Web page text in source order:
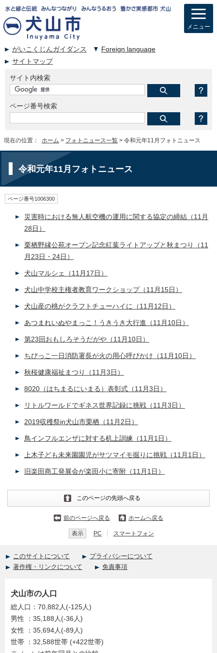
がいこくじんガイダンス
Foreign language
サイトマップ
サイト内検索
ページ番号検索
メニュー
現在の位置： ホーム > フォトニュース一覧 > 令和元年11月フォトニュース
令和元年11月フォトニュース
ページ番号1006300
災害時における無人航空機の運用に関する協定の締結（11月
28日）
栗栖野縁公苑オープン記念紅葉ライトアップと秋まつり（11
月23日・24日）
犬山マルシェ（11月17日）
犬山中学校主権者教育ワークショップ（11月15日）
犬山産の桃がクラフトチューハイに（11月12日）
あつまれいぬやまっこ！うきうき大行進（11月10日）
第23回おもしろそうだがや（11月10日）
ちびっこ一日消防署長が火の用心呼びかけ（11月10日）
秋桜健康福祉まつり（11月3日）
8020（はちまるにいまる）表彰式（11月3日）
リトルワールドでギネス世界記録に挑戦（11月3日）
2019収穫祭in犬山市栗栖（11月2日）
鳥インフルエンザに対する机上訓練（11月1日）
上木子ども未来園園児がサツマイモ掘りに挑戦（11月1日）
旧楽田商工発展会が楽田小に寄附（11月1日）
このページの先頭へ戻る
前のページへ戻る ホームへ戻る
表示 PC スマートフォン
このサイトについて
プライバシーについて
著作権・リンクについて
免責事項
犬山市の人口
総人口：70,882人(-125人)
男性 ：35,188人(-36人)
女性 ：35,694人(-89人)
世帯 ：32,588世帯 (+422世帯)